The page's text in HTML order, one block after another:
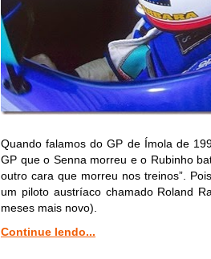
Quando falamos do GP de Ímola de
GP que o Senna morreu e o Rubinho
outro cara que morreu nos treinos”.
um piloto austríaco chamado Roland
meses mais novo).
Continue lendo...